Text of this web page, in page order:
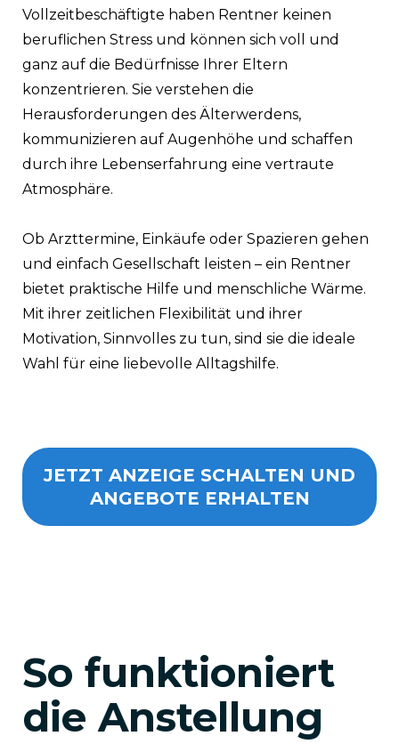
Vollzeitbeschäftigte haben Rentner keinen
beruflichen Stress und können sich voll und
ganz auf die Bedürfnisse Ihrer Eltern
konzentrieren. Sie verstehen die
Herausforderungen des Älterwerdens,
kommunizieren auf Augenhöhe und schaffen
durch ihre Lebenserfahrung eine vertraute
Atmosphäre.
Ob Arzttermine, Einkäufe oder Spazieren gehen
und einfach Gesellschaft leisten – ein Rentner
bietet praktische Hilfe und menschliche Wärme.
Mit ihrer zeitlichen Flexibilität und ihrer
Motivation, Sinnvolles zu tun, sind sie die ideale
Wahl für eine liebevolle Alltagshilfe.
JETZT ANZEIGE SCHALTEN UND
ANGEBOTE ERHALTEN
So funktioniert
die Anstellung